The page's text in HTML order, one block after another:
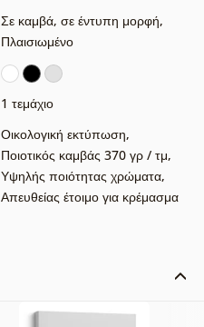
Σε καμβά, σε έντυπη μορφή,
Πλαισιωμένο
1 τεμάχιο
Οικολογική εκτύπωση,
Ποιοτικός καμβάς 370 γρ / τμ,
Υψηλής ποιότητας χρώματα,
Απευθείας έτοιμο για κρέμασμα